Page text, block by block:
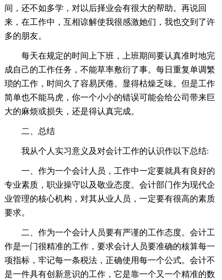
间，还不如多学，对以后择业会有很大的帮助。再说回
来，在工作中，互相谅解使我很感激她们，我也交到了许
多的朋友。
每天在规定的时间上下班，上班期间要认真准时地完
成自己的工作任务，不能草率敷衍了事。每日重复单调繁
琐的工作，时间久了容易厌倦。显得枯燥乏味。但是工作
简单也不能马虎，你一个小小的错误可能会给公司带来巨
大的麻烦或损失，还是得认真完成。
二、总结
我从个人实习意义及对会计工作的认识作以下总结:
一、作为一个会计人员，工作中一定要就具有良好的
专业素质，职业操守以及敬业态度。会计部门作为现代企
业管理的核心机构，对其从业人员，一定要有很高的素质
要求。
二、作为一个会计人员要有严谨的工作态度。会计工
作是一门很精准的工作，要求会计人员要准确的核算每一
项指标，牢记每一条税法，正确使用每一个公式。会计不
是一件具有创新意识的工作，它是靠一个又一个精准的数